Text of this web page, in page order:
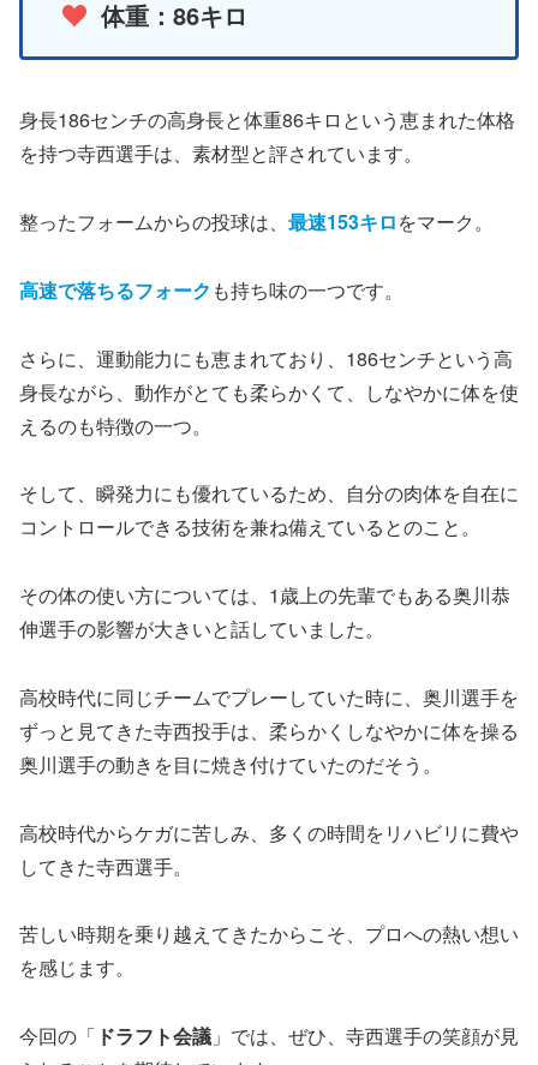
体重：86キロ
身長186センチの高身長と体重86キロという恵まれた体格
を持つ寺西選手は、素材型と評されています。
整ったフォームからの投球は、 最速153キロをマーク。
高速で落ちるフォーク も持ち味の一つです。
さらに、運動能力にも恵まれており、186センチという高
身長ながら、動作がとても柔らかくて、しなやかに体を使
えるのも特徴の一つ。
そして、瞬発力にも優れているため、自分の肉体を自在に
コントロールできる技術を兼ね備えているとのこと。
その体の使い方については、1歳上の先輩でもある奥川恭
伸選手の影響が大きいと話していました。
高校時代に同じチームでプレーしていた時に、奥川選手を
ずっと見てきた寺西投手は、柔らかくしなやかに体を操る
奥川選手の動きを目に焼き付けていたのだそう。
高校時代からケガに苦しみ、多くの時間をリハビリに費や
してきた寺西選手。
苦しい時期を乗り越えてきたからこそ、プロへの熱い想い
を感じます。
今回の「 ドラフト会議 」では、ぜひ、寺西選手の笑顔が見